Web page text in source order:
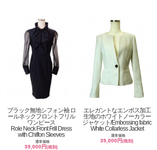
ブラック無地シフォン袖 ロ
ールネックフロントフリル
ワンピース
Role Neck Front Frill Dress
with Chiffon Sleeves
通常価格
39,000円(税別)
エレガントなエンボス加工
生地のホワイトノーカラー
ジャケット/Embossing fabric
White Collarless Jacket
通常価格
39,000円(税別)